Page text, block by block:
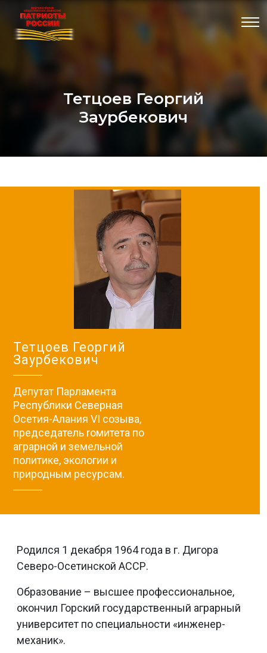
Тетцоев Георгий
Заурбекович
Тетцоев Георгий
Заурбекович
Депутат Парламента
Республики Северная
Осетия-Алания VI созыва,
председатель rомитета по
аграрной и земельной
политике, экологии и
природным ресурсам.
Родился 1 декабря 1964 года в г. Дигора
Северо-Осетинской АССР.
Образование – высшее профессиональное,
окончил Горский государственный аграрный
университет по специальности «инженер-
механик».